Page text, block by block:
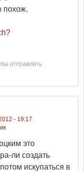
похож.
отправлять
- 19:17
это
ли создать
искупаться в